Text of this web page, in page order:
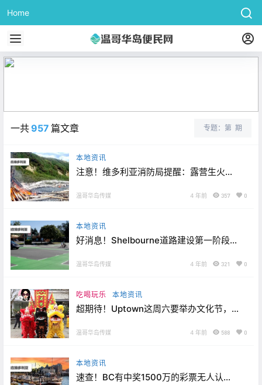
Home
一共957 篇文章 专题：第 期
本地资讯
注意！维多利亚消防局提醒：露营生火面
14万！！
温哥华岛传媒 4 年前 357 0
本地资讯
好消息！Shelbourne道路建设第一阶段已
车道改善！
温哥华岛传媒 4 年前 321 0
吃喝玩乐 本地资讯
超期待！Uptown这周六要举办文化节，
量版梦幻甜甜圈！
温哥华岛传媒 4 年前 588 0
本地资讯
速查！BC有中奖1500万的彩票无人认